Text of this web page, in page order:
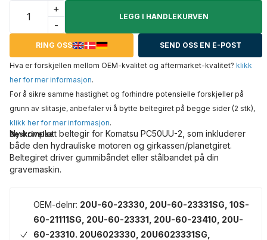
+
-
LEGG I HANDLEKURVEN
RING OSS SEND OSS EN E-POST
Hva er forskjellen mellom OEM-kvalitet og aftermarket-kvalitet? klikk
her for mer informasjon.
For å sikre samme hastighet og forhindre potensielle forskjeller på
grunn av slitasje, anbefaler vi å bytte beltegiret på begge sider (2 stk),
klikk her for mer informasjon.
Beskrivelse
Ny komplett beltegir for Komatsu PC50UU-2, som inkluderer
både den hydrauliske motoren og girkassen/planetgiret.
Beltegiret driver gummibåndet eller stålbandet på din
gravemaskin.
OEM-delnr: 20U-60-23330, 20U-60-23331SG, 10S-
60-21111SG, 20U-60-23331, 20U-60-23410, 20U-
60-23310. 20U6023330, 20U6023331SG,